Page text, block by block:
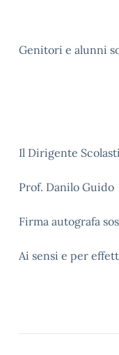
Genitori e alunni
Il Dirigente
Prof. Danilo Guido
Firma autografa
Ai sensi e per